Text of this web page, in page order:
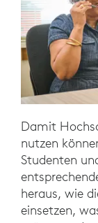
Damit
nutzen
Studenten
heraus, wie
einsetzen,